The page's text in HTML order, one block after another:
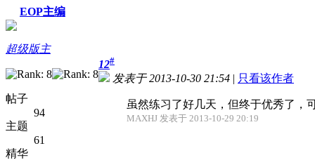
EOP主编
超级版主
帖子
94
主题
61
精华
12#
发表于 2013-10-30 21:54 | 只看该作者
虽然练习了好几天，但终于优秀了，
MAXHJ 发表于 2013-10-29 20:19